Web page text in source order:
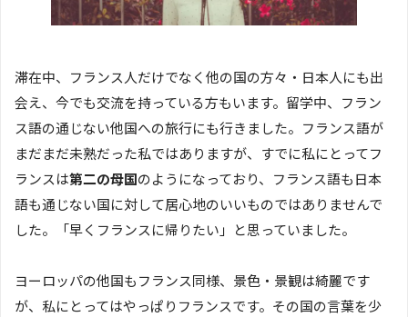
滞在中、フランス人だけでなく他の国の方々・日本人にも出
会え、今でも交流を持っている方もいます。留学中、フラン
ス語の通じない他国への旅行にも行きました。フランス語が
まだまだ未熟だった私ではありますが、すでに私にとってフ
ランスは第二の母国のようになっており、フランス語も日本
語も通じない国に対して居心地のいいものではありませんで
した。「早くフランスに帰りたい」と思っていました。
ヨーロッパの他国もフランス同様、景色・景観は綺麗です
が、私にとってはやっぱりフランスです。その国の言葉を少